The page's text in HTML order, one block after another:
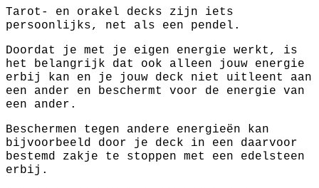
Tarot- en orakel decks zijn iets
persoonlijks, net als een pendel.
Doordat je met je eigen energie werkt, is
het belangrijk dat ook alleen jouw energie
erbij kan en je jouw deck niet uitleent aan
een ander en beschermt voor de energie van
een ander.
Beschermen tegen andere energieën kan
bijvoorbeeld door je deck in een daarvoor
bestemd zakje te stoppen met een edelsteen
erbij.